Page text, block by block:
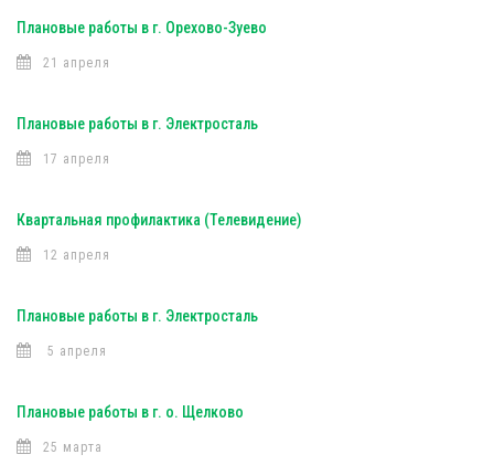
Плановые работы в г. Орехово-Зуево
21 апреля
Плановые работы в г. Электросталь
17 апреля
Квартальная профилактика (Телевидение)
12 апреля
Плановые работы в г. Электросталь
5 апреля
Плановые работы в г. о. Щелково
25 марта